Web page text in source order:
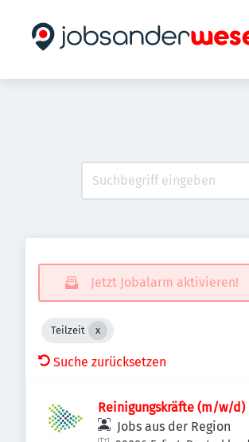
Jetzt Jobalarm aktivieren!
Teilzeit
Suche zurücksetzen
Reinigungskräfte (m/w/d)
Jobs aus der Region